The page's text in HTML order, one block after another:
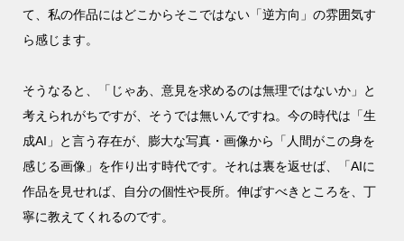
て、私の作品にはどこからそこではない「逆方向」の雰囲気す
ら感じます。
そうなると、「じゃあ、意見を求めるのは無理ではないか」と
考えられがちですが、そうでは無いんですね。今の時代は「生
成AI」と言う存在が、膨大な写真・画像から「人間がこの身を
感じる画像」を作り出す時代です。それは裏を返せば、「AIに
作品を見せれば、自分の個性や長所。伸ばすべきところを、丁
寧に教えてくれるのです。